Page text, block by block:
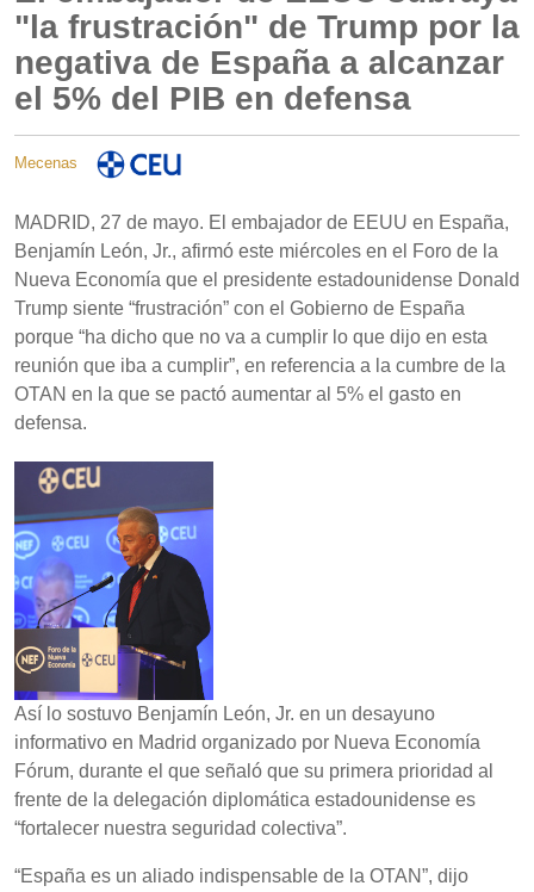
"la frustración" de Trump por la
negativa de España a alcanzar
el 5% del PIB en defensa
Mecenas
MADRID, 27 de mayo. El embajador de EEUU en España,
Benjamín León, Jr., afirmó este miércoles en el Foro de la
Nueva Economía que el presidente estadounidense Donald
Trump siente “frustración” con el Gobierno de España
porque “ha dicho que no va a cumplir lo que dijo en esta
reunión que iba a cumplir”, en referencia a la cumbre de la
OTAN en la que se pactó aumentar al 5% el gasto en
defensa.
Así lo sostuvo Benjamín León, Jr. en un desayuno
informativo en Madrid organizado por Nueva Economía
Fórum, durante el que señaló que su primera prioridad al
frente de la delegación diplomática estadounidense es
“fortalecer nuestra seguridad colectiva”.
“España es un aliado indispensable de la OTAN”, dijo